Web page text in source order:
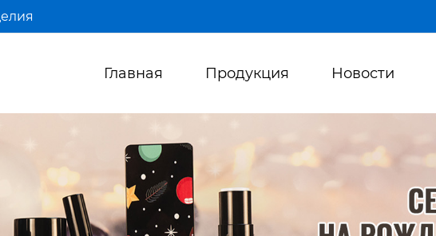
Главная Продукция Новости